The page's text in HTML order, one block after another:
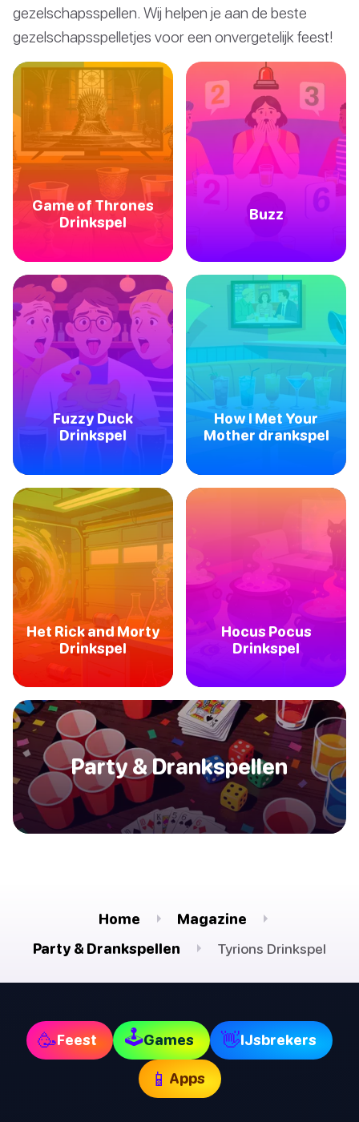
gezelschapsspellen. Wij helpen je aan de beste
gezelschapsspelletjes voor een onvergetelijk feest!
Game of Thrones
Drinkspel
Buzz
Fuzzy Duck
Drinkspel
How I Met Your
Mother drankspel
Het Rick and Morty
Drinkspel
Hocus Pocus
Drinkspel
Party & Drankspellen
Home
Magazine
Party & Drankspellen
Tyrions Drinkspel
🥳Feest 🕹Games 👋IJsbrekers
📱 Apps